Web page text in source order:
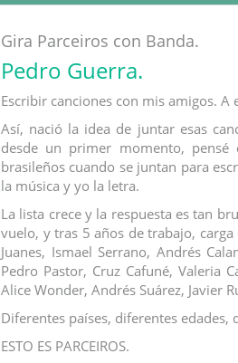
Gira Parceiros con Banda.
Pedro Guerra.
Escribir canciones con mis amigos.
Así, nació la idea de juntar esas
desde un primer momento, pensé
brasileños cuando se juntan para
la música y yo la letra.
La lista crece y la respuesta es tan
vuelo, y tras 5 años de trabajo,
Juanes, Ismael Serrano, Andrés
Pedro Pastor, Cruz Cafuné, Valeria
Alice Wonder, Andrés Suárez, Javier
Diferentes países, diferentes
ESTO ES PARCEIROS.